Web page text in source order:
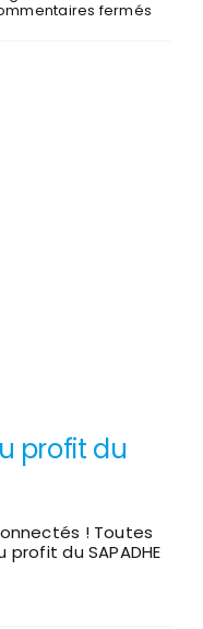
fermés
profit du
! Toutes
du SAPADHE